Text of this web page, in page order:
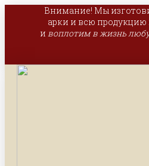
Внимание! Мы
арки и всю продукцию
и воплотим в жизнь